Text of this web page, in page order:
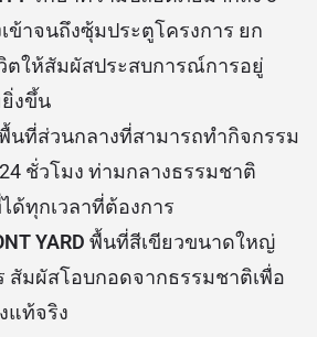
ข้าจนถึงซุ้มประตูโครงการ ยก
ให้สัมผัสประสบการณ์การอยู่
งขึ้น
นที่ส่วนกลางที่สามารถทำกิจกรรม
ชั่วโมง ท่ามกลางธรรมชาติ
ด้ทุกเวลาที่ต้องการ
YARD พื้นที่สีเขียวขนาดใหญ่
สัมผัสโอบกอดจากธรรมชาติเพื่อ
แท้จริง